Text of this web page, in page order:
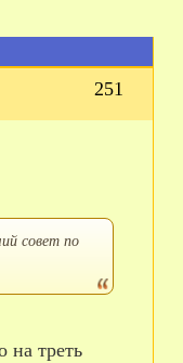
251
совет по
на треть